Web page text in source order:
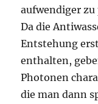
aufwendiger
Da die
Entstehung
enthalten,
Photonen
die man dann